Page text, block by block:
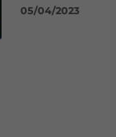
05/04/2023